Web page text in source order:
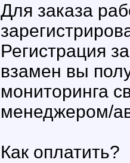
Для заказа
Регистрация
взамен вы
мониторинга
менеджером/
Как оплатить?